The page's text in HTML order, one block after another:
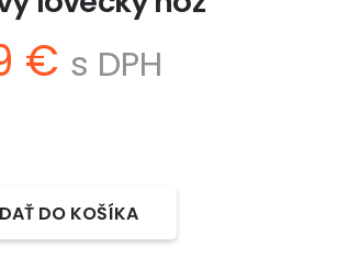
€ Aktuálna
cena
s DPH
DO KOŠÍKA